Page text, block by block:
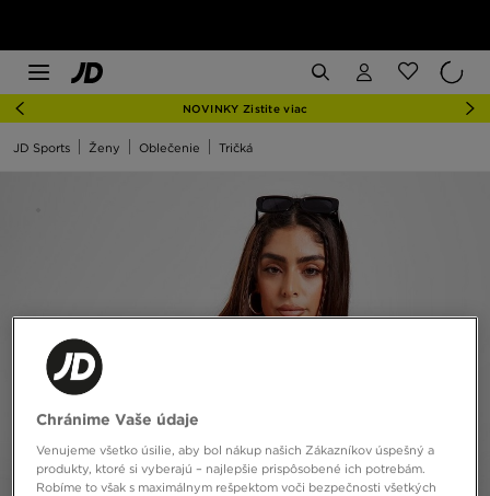
NOVINKY Zistite viac
JD Sports Ženy Oblečenie Tričká
Chránime Vaše údaje
Venujeme všetko úsilie, aby bol nákup našich Zákazníkov úspešný a
produkty, ktoré si vyberajú – najlepšie prispôsobené ich potrebám.
Robíme to však s maximálnym rešpektom voči bezpečnosti všetkých